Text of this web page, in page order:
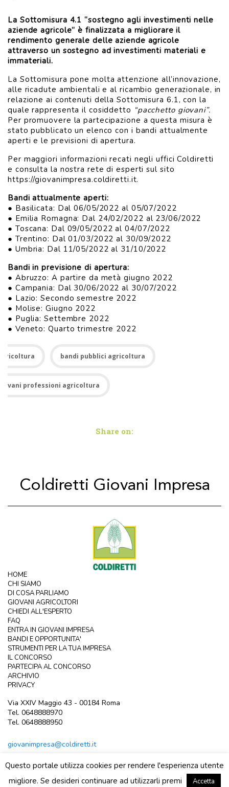
La Sottomisura 4.1 “sostegno agli investimenti nelle
aziende agricole” è finalizzata a migliorare il
rendimento generale delle aziende agricole
attraverso un sostegno ad investimenti materiali e
immateriali.
La Sottomisura pone molta attenzione all’innovazione,
alle ricadute ambientali e al ricambio generazionale, in
relazione ai contenuti della Sottomisura 6.1, con la
quale rappresenta il cosiddetto “pacchetto giovani”.
Per promuovere la partecipazione a questa misura è
stato pubblicato un elenco con i bandi attualmente
aperti e le previsioni di apertura.
Per maggiori informazioni recati negli uffici Coldiretti
e consulta la nostra rete di esperti sul sito
https://giovanimpresa.coldiretti.it.
Bandi attualmente aperti:
● Basilicata: Dal 06/05/2022 al 05/07/2022
● Emilia Romagna: Dal 24/02/2022 al 23/06/2022
● Toscana: Dal 09/05/2022 al 04/07/2022
● Trentino: Dal 01/03/2022 al 30/09/2022
● Umbria: Dal 11/05/2022 al 31/10/2022
Bandi in previsione di apertura:
● Abruzzo: A partire da metà giugno 2022
● Campania: Dal 30/06/2022 al 30/07/2022
● Lazio: Secondo semestre 2022
● Molise: Giugno 2022
● Puglia: Settembre 2022
● Veneto: Quarto trimestre 2022
bandi pubblici agricoltura
professioni agricoltura
Share on:
Coldiretti Giovani Impresa
HOME
CHI SIAMO
DI COSA PARLIAMO
GIOVANI AGRICOLTORI
CHIEDI ALL'ESPERTO
FAQ
ENTRA IN GIOVANI IMPRESA
BANDI E OPPORTUNITA'
STRUMENTI PER LA TUA IMPRESA
IL CONCORSO
PARTECIPA AL CONCORSO
ARCHIVIO
PRIVACY
Via XXIV Maggio 43 - 00184 Roma
Tel. 0648888970
Tel. 0648888950
giovanimpresa@coldiretti.it
Questo portale utilizza cookies per rendere l'esperienza utente
migliore. Se desideri continuare ad utilizzarli premi
Accetta